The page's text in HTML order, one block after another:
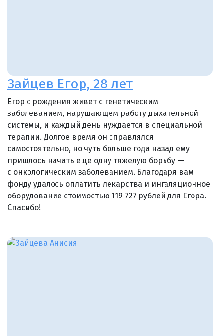
Зайцев Егор, 28 лет
Егор с рождения живет с генетическим
заболеванием, нарушающем работу дыхательной
системы, и каждый день нуждается в специальной
терапии. Долгое время он справлялся
самостоятельно, но чуть больше года назад ему
пришлось начать еще одну тяжелую борьбу —
с онкологическим заболеванием. Благодаря вам
фонду удалось оплатить лекарства и ингаляционное
оборудование стоимостью 119 727 рублей для Егора.
Спасибо!